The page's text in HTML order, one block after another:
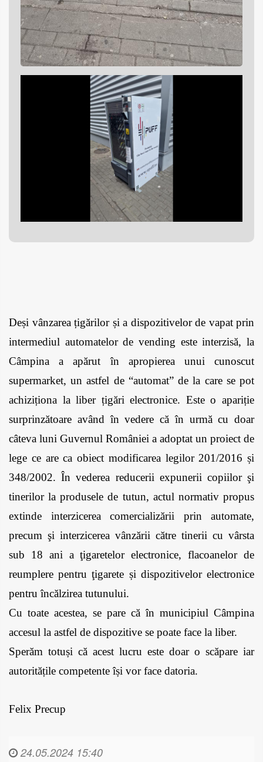
Deși vânzarea țigărilor și a dispozitivelor de vapat prin
intermediul automatelor de vending este interzisă, la
Câmpina a apărut în apropierea unui cunoscut
supermarket, un astfel de “automat” de la care se pot
achiziționa la liber țigări electronice. Este o apariție
surprinzătoare având în vedere că în urmă cu doar
câteva luni Guvernul României a adoptat un proiect de
lege ce are ca obiect modificarea legilor 201/2016 și
348/2002. În vederea reducerii expunerii copiilor şi
tinerilor la produsele de tutun, actul normativ propus
extinde interzicerea comercializării prin automate,
precum şi interzicerea vânzării către tinerii cu vârsta
sub 18 ani a ţigaretelor electronice, flacoanelor de
reumplere pentru ţigarete și dispozitivelor electronice
pentru încălzirea tutunului.
Cu toate acestea, se pare că în municipiul Câmpina
accesul la astfel de dispozitive se poate face la liber.
Sperăm totuși că acest lucru este doar o scăpare iar
autoritățile competente își vor face datoria.
Felix Precup
24.05.2024 15:40